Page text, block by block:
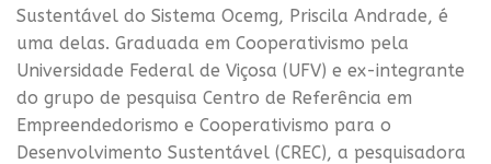
Sustentável do Sistema Ocemg, Priscila Andrade, é
uma delas. Graduada em Cooperativismo pela
Universidade Federal de Viçosa (UFV) e ex-integrante
do grupo de pesquisa Centro de Referência em
Empreendedorismo e Cooperativismo para o
Desenvolvimento Sustentável (CREC), a pesquisadora